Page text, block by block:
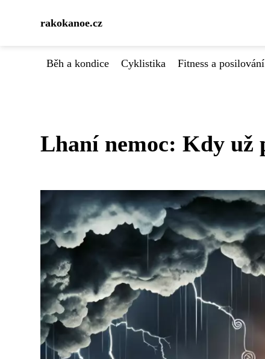
rakokanoe.cz
Běh a kondice Cyklistika Fitness a posilování
Lhaní nemoc: Kdy už